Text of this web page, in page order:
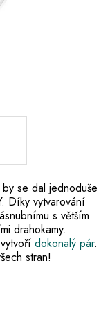
se dal jednoduše
Díky vytvarování
s větším
drahokamy.
dokonalý pár.
stran!